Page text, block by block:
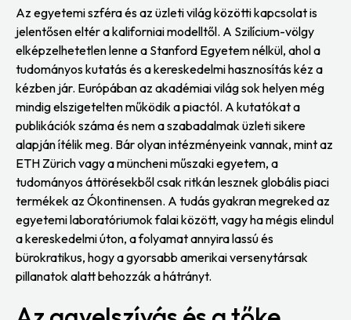
Az egyetemi szféra és az üzleti világ közötti kapcsolat is
jelentősen eltér a kaliforniai modelltől. A Szilícium-völgy
elképzelhetetlen lenne a Stanford Egyetem nélkül, ahol a
tudományos kutatás és a kereskedelmi hasznosítás kéz a
kézben jár. Európában az akadémiai világ sok helyen még
mindig elszigetelten működik a piactól. A kutatókat a
publikációk száma és nem a szabadalmak üzleti sikere
alapján ítélik meg. Bár olyan intézményeink vannak, mint az
ETH Zürich vagy a müncheni műszaki egyetem, a
tudományos áttörésekből csak ritkán lesznek globális piaci
termékek az Ókontinensen. A tudás gyakran megreked az
egyetemi laboratóriumok falai között, vagy ha mégis elindul
a kereskedelmi úton, a folyamat annyira lassú és
bürokratikus, hogy a gyorsabb amerikai versenytársak
pillanatok alatt behozzák a hátrányt.